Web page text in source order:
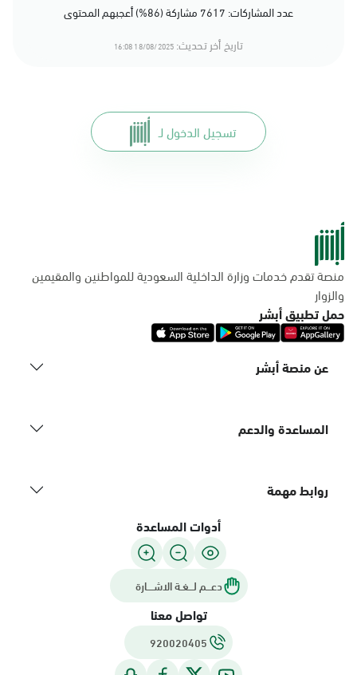
عدد المشاركات: 7617 مشاركة (86%) أعجبهم المحتوى
تاريخ أخر تحديث: 18/08/2025 16:08
تسجيل الدخول لـ
منصة تقدم خدمات وزارة الداخلية السعودية للمواطنين والمقيمين
والزوار
حمل تطبيق أبشر
عن منصة أبشر
المساعدة والدعم
روابط مهمة
أدوات المساعدة
دعـــم لـــغـة الاشــــارة
تواصل معنا
920020405